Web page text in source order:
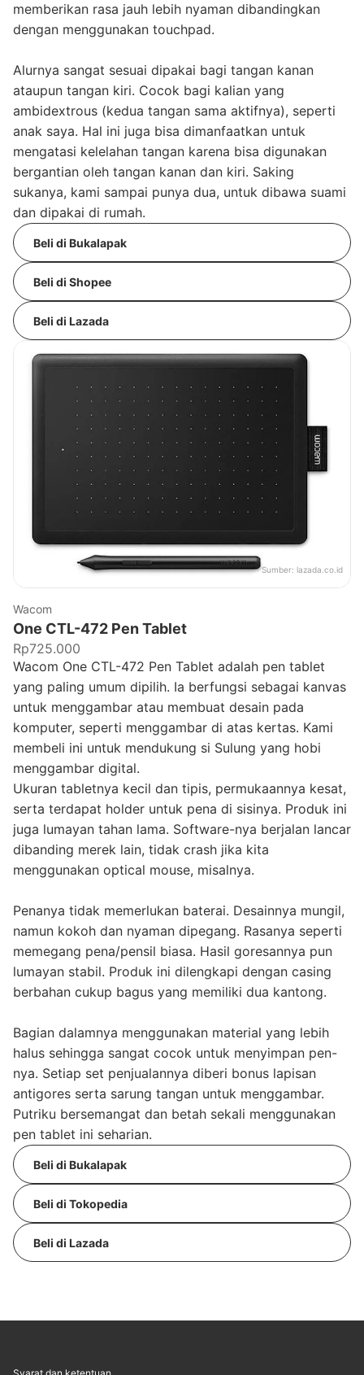
memberikan rasa jauh lebih nyaman dibandingkan
dengan menggunakan touchpad.
Alurnya sangat sesuai dipakai bagi tangan kanan
ataupun tangan kiri. Cocok bagi kalian yang
ambidextrous (kedua tangan sama aktifnya), seperti
anak saya. Hal ini juga bisa dimanfaatkan untuk
mengatasi kelelahan tangan karena bisa digunakan
bergantian oleh tangan kanan dan kiri. Saking
sukanya, kami sampai punya dua, untuk dibawa suami
dan dipakai di rumah.
Beli di Bukalapak
Beli di Shopee
Beli di Lazada
Sumber: lazada.co.id
Wacom
One CTL-472 Pen Tablet
Rp725.000
Wacom One CTL-472 Pen Tablet adalah pen tablet
yang paling umum dipilih. Ia berfungsi sebagai kanvas
untuk menggambar atau membuat desain pada
komputer, seperti menggambar di atas kertas. Kami
membeli ini untuk mendukung si Sulung yang hobi
menggambar digital.
Ukuran tabletnya kecil dan tipis, permukaannya kesat,
serta terdapat holder untuk pena di sisinya. Produk ini
juga lumayan tahan lama. Software-nya berjalan lancar
dibanding merek lain, tidak crash jika kita
menggunakan optical mouse, misalnya.
Penanya tidak memerlukan baterai. Desainnya mungil,
namun kokoh dan nyaman dipegang. Rasanya seperti
memegang pena/pensil biasa. Hasil goresannya pun
lumayan stabil. Produk ini dilengkapi dengan casing
berbahan cukup bagus yang memiliki dua kantong.
Bagian dalamnya menggunakan material yang lebih
halus sehingga sangat cocok untuk menyimpan pen-
nya. Setiap set penjualannya diberi bonus lapisan
antigores serta sarung tangan untuk menggambar.
Putriku bersemangat dan betah sekali menggunakan
pen tablet ini seharian.
Beli di Bukalapak
Beli di Tokopedia
Beli di Lazada